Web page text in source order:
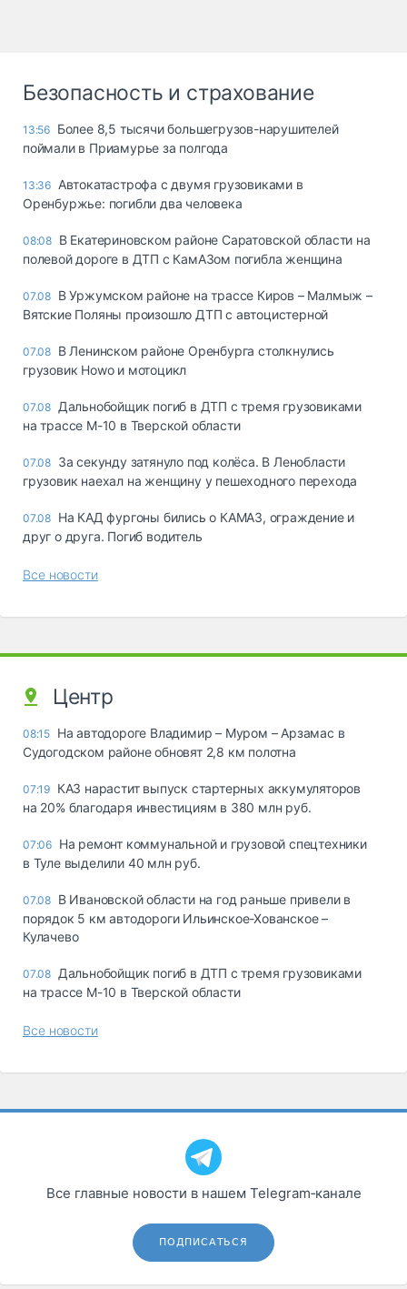
Безопасность и страхование
13:56 Более 8,5 тысячи большегрузов-нарушителей
поймали в Приамурье за полгода
13:36 Автокатастрофа с двумя грузовиками в
Оренбуржье: погибли два человека
08:08 В Екатериновском районе Саратовской области на
полевой дороге в ДТП с КамАЗом погибла женщина
07.08 В Уржумском районе на трассе Киров – Малмыж –
Вятские Поляны произошло ДТП с автоцистерной
07.08 В Ленинском районе Оренбурга столкнулись
грузовик Howo и мотоцикл
07.08 Дальнобойщик погиб в ДТП с тремя грузовиками
на трассе М-10 в Тверской области
07.08 За секунду затянуло под колёса. В Ленобласти
грузовик наехал на женщину у пешеходного перехода
07.08 На КАД фургоны бились о КАМАЗ, ограждение и
друг о друга. Погиб водитель
Все новости
Центр
08:15 На автодороге Владимир – Муром – Арзамас в
Судогодском районе обновят 2,8 км полотна
07:19 КАЗ нарастит выпуск стартерных аккумуляторов
на 20% благодаря инвестициям в 380 млн руб.
07:06 На ремонт коммунальной и грузовой спецтехники
в Туле выделили 40 млн руб.
07.08 В Ивановской области на год раньше привели в
порядок 5 км автодороги Ильинское-Хованское –
Кулачево
07.08 Дальнобойщик погиб в ДТП с тремя грузовиками
на трассе М-10 в Тверской области
Все новости
Все главные новости в нашем Telegram‑канале
ПОДПИСАТЬСЯ